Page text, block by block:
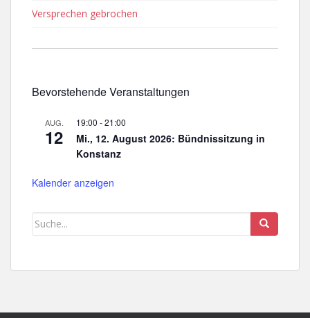
Versprechen gebrochen
Bevorstehende Veranstaltungen
AUG.
12
19:00 -21:00
Mi., 12. August 2026: Bündnissitzung in
Konstanz
Kalender anzeigen